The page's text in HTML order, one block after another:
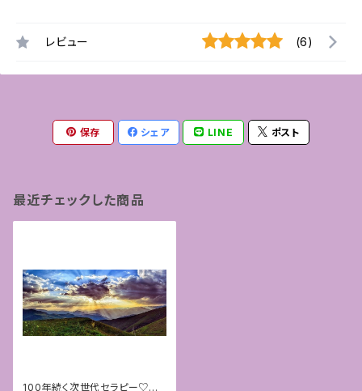
レビュー (6)
保存 シェア LINE ポスト
最近チェックした商品
100年続く次世代セラピー♡ア